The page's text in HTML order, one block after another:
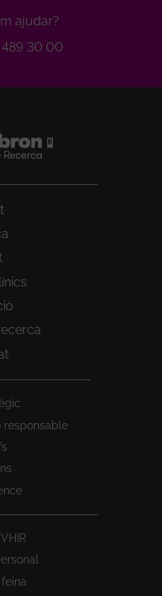
ajudar?
489 30 00
responsable